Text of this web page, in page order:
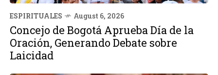
ESPIRITUALES August 6, 2026
Concejo de Bogotá Aprueba Día de la
Oración, Generando Debate sobre
Laicidad